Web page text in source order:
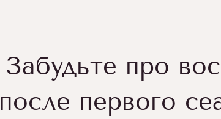
Забудьте про
после первого